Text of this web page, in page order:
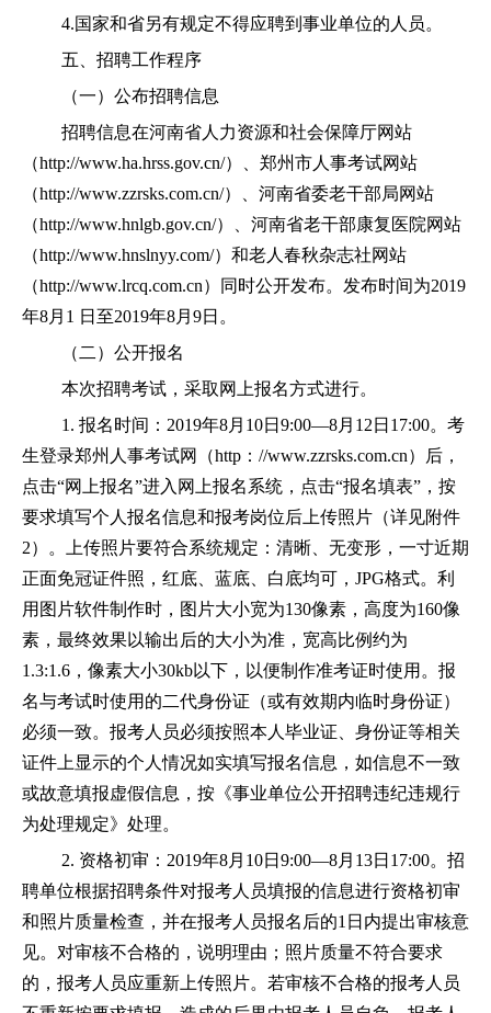
4.国家和省另有规定不得应聘到事业单位的人员。
五、招聘工作程序
（一）公布招聘信息
招聘信息在河南省人力资源和社会保障厅网站
（http://www.ha.hrss.gov.cn/）、郑州市人事考试网站
（http://www.zzrsks.com.cn/）、河南省委老干部局网站
（http://www.hnlgb.gov.cn/）、河南省老干部康复医院网站
（http://www.hnslnyy.com/）和老人春秋杂志社网站
（http://www.lrcq.com.cn）同时公开发布。发布时间为2019
年8月1 日至2019年8月9日。
（二）公开报名
本次招聘考试，采取网上报名方式进行。
1. 报名时间：2019年8月10日9:00—8月12日17:00。考
生登录郑州人事考试网（http：//www.zzrsks.com.cn）后，
点击“网上报名”进入网上报名系统，点击“报名填表”，按
要求填写个人报名信息和报考岗位后上传照片（详见附件
2）。上传照片要符合系统规定：清晰、无变形，一寸近期
正面免冠证件照，红底、蓝底、白底均可，JPG格式。利
用图片软件制作时，图片大小宽为130像素，高度为160像
素，最终效果以输出后的大小为准，宽高比例约为
1.3:1.6，像素大小30kb以下，以便制作准考证时使用。报
名与考试时使用的二代身份证（或有效期内临时身份证）
必须一致。报考人员必须按照本人毕业证、身份证等相关
证件上显示的个人情况如实填写报名信息，如信息不一致
或故意填报虚假信息，按《事业单位公开招聘违纪违规行
为处理规定》处理。
2. 资格初审：2019年8月10日9:00—8月13日17:00。招
聘单位根据招聘条件对报考人员填报的信息进行资格初审
和照片质量检查，并在报考人员报名后的1日内提出审核意
见。对审核不合格的，说明理由；照片质量不符合要求
的，报考人员应重新上传照片。若审核不合格的报考人员